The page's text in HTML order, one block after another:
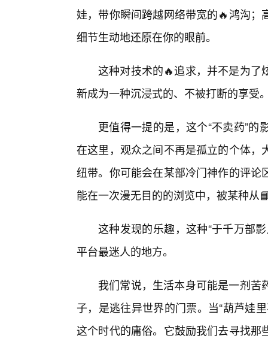
娃，带你瞬间跨越网络带宽的🔥鸿沟
细节生动地还原在你的眼前。
这种对技术的🔥追求，并不是为了
新成为一种沉浸式的、不被打断的享受
更值得一提的是，这个“不卖药”
在这里，观众之间不再是孤立的个体
纽带。你可能会在某部冷门神作的评
能在一次漫无目的的浏览中，被某种从
这种发现的乐趣，这种“于千万部
平台最迷人的地方。
我们常说，生活本身可能是一剂
子，是逃往异世界的门票。当“葫芦娃
这个时代的庸俗。它鼓励我们去寻找